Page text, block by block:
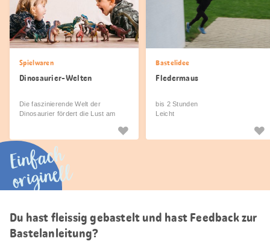
Spielwaren
Dinosaurier-Welten
Die faszinierende Welt der
Dinosaurier fördert die Lust am
Bastelidee
Fledermaus
bis 2 Stunden
Leicht
Einfach
originell
Du hast fleissig gebastelt und hast Feedback zur
Bastelanleitung?